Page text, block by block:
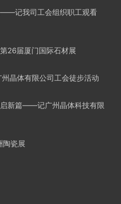
记我司工会组织职工观看
26届厦门国际石材展
晶体有限公司工会徒步活动
新篇——记广州晶体科技有限
陶瓷展